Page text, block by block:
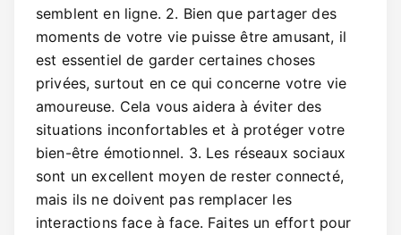
semblent en ligne. 2. Bien que partager des
moments de votre vie puisse être amusant, il
est essentiel de garder certaines choses
privées, surtout en ce qui concerne votre vie
amoureuse. Cela vous aidera à éviter des
situations inconfortables et à protéger votre
bien-être émotionnel. 3. Les réseaux sociaux
sont un excellent moyen de rester connecté,
mais ils ne doivent pas remplacer les
interactions face à face. Faites un effort pour